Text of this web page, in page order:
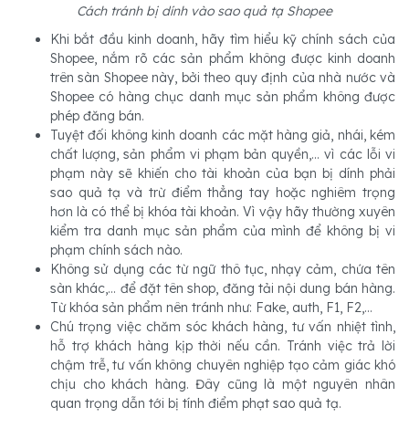
Cách tránh bị dính vào sao quả tạ Shopee
Khi bắt đầu kinh doanh, hãy tìm hiểu kỹ chính sách của
Shopee, nắm rõ các sản phẩm không được kinh doanh
trên sàn Shopee này, bởi theo quy định của nhà nước và
Shopee có hàng chục danh mục sản phẩm không được
phép đăng bán.
Tuyệt đối không kinh doanh các mặt hàng giả, nhái, kém
chất lượng, sản phẩm vi phạm bản quyền,... vì các lỗi vi
phạm này sẽ khiến cho tài khoản của bạn bị dính phải
sao quả tạ và trừ điểm thẳng tay hoặc nghiêm trọng
hơn là có thể bị khóa tài khoản. Vì vậy hãy thường xuyên
kiểm tra danh mục sản phẩm của mình để không bị vi
phạm chính sách nào.
Không sử dụng các từ ngữ thô tục, nhạy cảm, chứa tên
sàn khác,... để đặt tên shop, đăng tải nội dung bán hàng.
Từ khóa sản phẩm nên tránh như: Fake, auth, F1, F2,...
Chú trọng việc chăm sóc khách hàng, tư vấn nhiệt tình,
hỗ trợ khách hàng kịp thời nếu cần. Tránh việc trả lời
chậm trễ, tư vấn không chuyên nghiệp tạo cảm giác khó
chịu cho khách hàng. Đây cũng là một nguyên nhân
quan trọng dẫn tới bị tính điểm phạt sao quả tạ.